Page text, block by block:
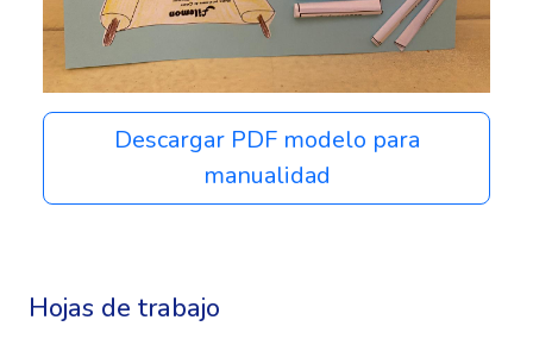
Descargar PDF modelo para
manualidad
Hojas de trabajo